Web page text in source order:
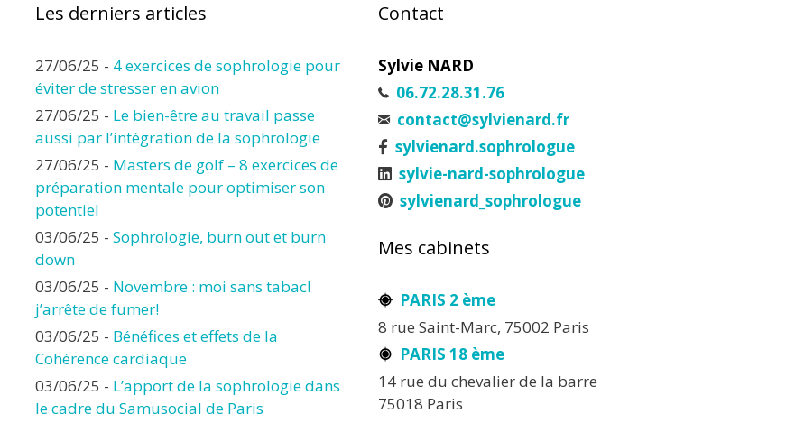
Les derniers articles
27/06/25 - 4 exercices de sophrologie pour
éviter de stresser en avion
27/06/25 - Le bien-être au travail passe
aussi par l’intégration de la sophrologie
27/06/25 - Masters de golf – 8 exercices de
préparation mentale pour optimiser son
potentiel
03/06/25 - Sophrologie, burn out et burn
down
03/06/25 - Novembre : moi sans tabac!
j’arrête de fumer!
03/06/25 - Bénéfices et effets de la
Cohérence cardiaque
03/06/25 - L’apport de la sophrologie dans
le cadre du Samusocial de Paris
Contact
Sylvie NARD
06.72.28.31.76
contact@sylvienard.fr
sylvienard.sophrologue
sylvie-nard-sophrologue
sylvienard_sophrologue
Mes cabinets
PARIS 2 ème
8 rue Saint-Marc, 75002 Paris
PARIS 18 ème
14 rue du chevalier de la barre
75018 Paris